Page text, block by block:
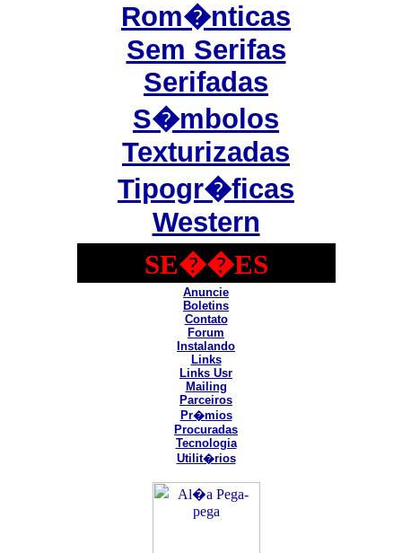
Rom�nticas
Sem Serifas
Serifadas
S�mbolos
Texturizadas
Tipogr�ficas
Western
SE��ES
Anuncie
Boletins
Contato
Forum
Instalando
Links
Links Usr
Mailing
Parceiros
Pr�mios
Procuradas
Tecnologia
Utilit�rios